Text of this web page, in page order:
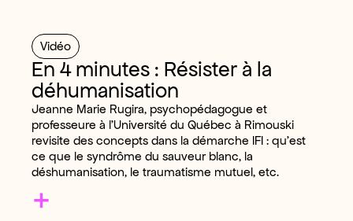
Vidéo
En 4 minutes : Résister à la
déhumanisation
Jeanne Marie Rugira, psychopédagogue et
professeure à l’Université du Québec à Rimouski
revisite des concepts dans la démarche IFI : qu’est
ce que le syndrôme du sauveur blanc, la
déshumanisation, le traumatisme mutuel, etc.
+